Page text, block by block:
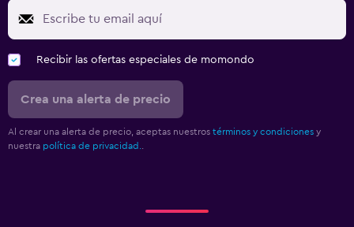
Recibir las ofertas especiales de momondo
Crea una alerta de precio
Al crear una alerta de precio, aceptas nuestros términos y condiciones y
nuestra política de privacidad.